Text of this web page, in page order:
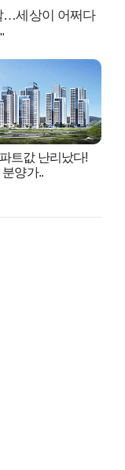
…세상이 어쩌다
트값 난리났다!
분양가..